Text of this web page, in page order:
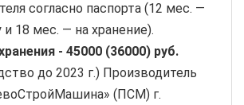
согласно паспорта (12 мес. —
и 18 мес. — на хранение).
- 45000 (36000) руб.
до 2023 г.) Производитель
(ПСМ) г.